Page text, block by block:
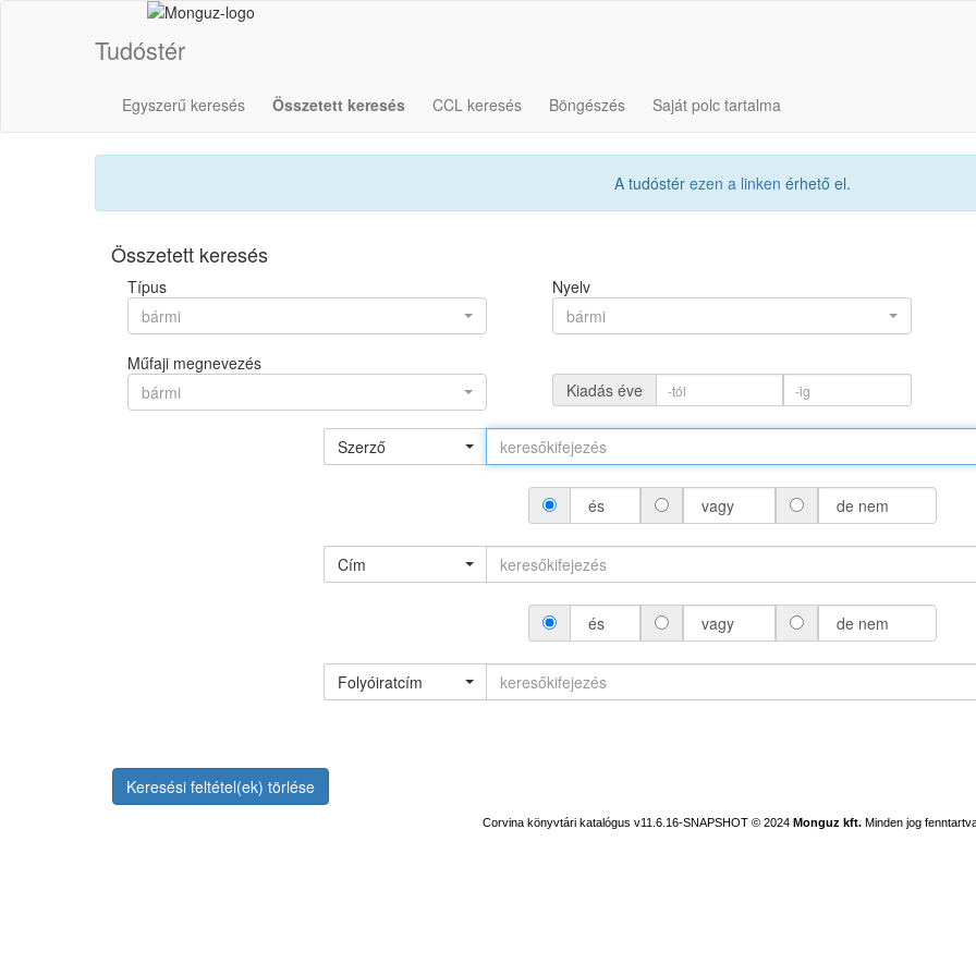
Tudóstér
Egyszerű keresés Összetett keresés CCL keresés Böngészés Saját polc tartalma
A tudóstér ezen a linken érhető el.
Összetett keresés
Típus
bármi
Nyelv
bármi
Műfaji megnevezés
bármi
Kiadás éve
Szerző
és vagy de nem
Cím
és vagy de nem
Folyóiratcím
Keresési feltétel(ek) törlése
Corvina könyvtári katalógus v11.6.16-SNAPSHOT © 2024 Monguz kft. Minden jog